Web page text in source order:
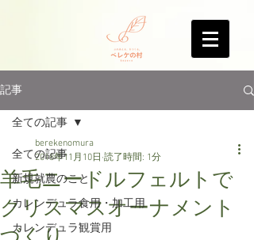
記事
全ての記事
新規就農のこと
カレンデュラ食用・加工用
カレンデュラ観賞用
全ての記事
羊毛ニードルフェルトで
クリスマスオーナメント
berekenomura
2018年11月10日 読了時間: 1分